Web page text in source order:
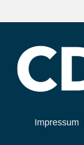
Impressum